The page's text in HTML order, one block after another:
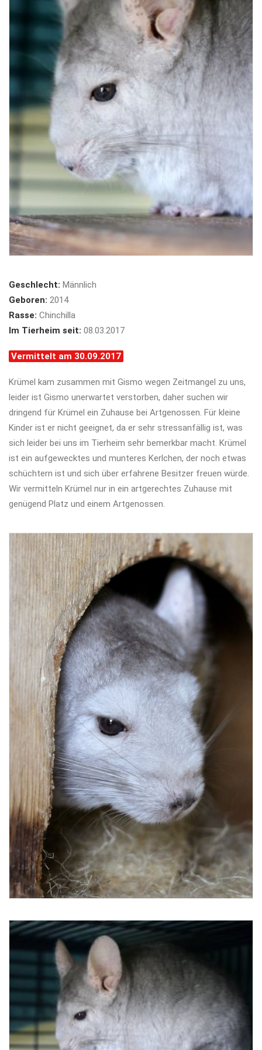
Geschlecht: Männlich
Geboren: 2014
Rasse: Chinchilla
Im Tierheim seit: 08.03.2017
Vermittelt am 30.09.2017
Krümel kam zusammen mit Gismo wegen Zeitmangel zu uns,
leider ist Gismo unerwartet verstorben, daher suchen wir
dringend für Krümel ein Zuhause bei Artgenossen. Für kleine
Kinder ist er nicht geeignet, da er sehr stressanfällig ist, was
sich leider bei uns im Tierheim sehr bemerkbar macht. Krümel
ist ein aufgewecktes und munteres Kerlchen, der noch etwas
schüchtern ist und sich über erfahrene Besitzer freuen würde.
Wir vermitteln Krümel nur in ein artgerechtes Zuhause mit
genügend Platz und einem Artgenossen.